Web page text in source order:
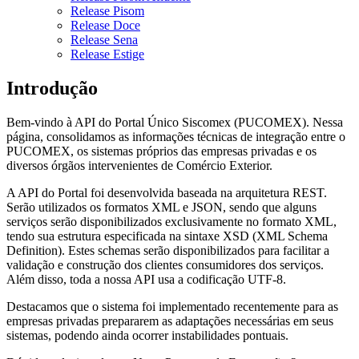
Release Pisom
Release Doce
Release Sena
Release Estige
Introdução
Bem-vindo à API do Portal Único Siscomex (PUCOMEX). Nessa
página, consolidamos as informações técnicas de integração entre o
PUCOMEX, os sistemas próprios das empresas privadas e os
diversos órgãos intervenientes de Comércio Exterior.
A API do Portal foi desenvolvida baseada na arquitetura REST.
Serão utilizados os formatos XML e JSON, sendo que alguns
serviços serão disponibilizados exclusivamente no formato XML,
tendo sua estrutura especificada na sintaxe XSD (XML Schema
Definition). Estes schemas serão disponibilizados para facilitar a
validação e construção dos clientes consumidores dos serviços.
Além disso, toda a nossa API usa a codificação UTF-8.
Destacamos que o sistema foi implementado recentemente para as
empresas privadas prepararem as adaptações necessárias em seus
sistemas, podendo ainda ocorrer instabilidades pontuais.